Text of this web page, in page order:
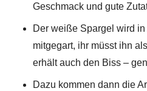
Geschmack und gute
Der weiße Spargel wird
mitgegart, ihr müsst ihn
erhält auch den Biss –
Dazu kommen dann die